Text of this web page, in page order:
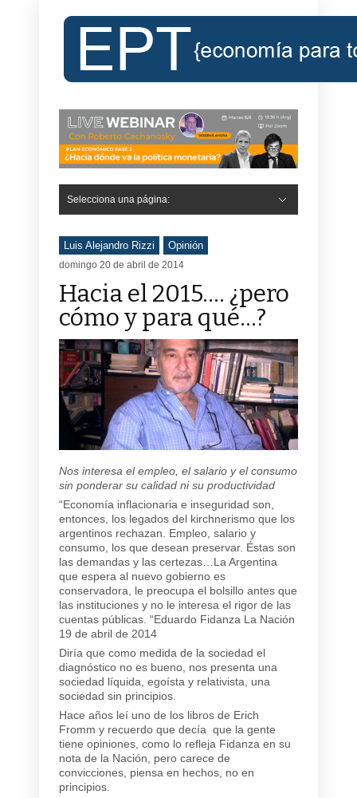
Selecciona una página:
Luis Alejandro Rizzi Opinión
domingo 20 de abril de 2014
Hacia el 2015…. ¿pero
cómo y para qué…?
Nos interesa el empleo, el salario y el consumo
sin ponderar su calidad ni su productividad
“Economía inflacionaria e inseguridad son,
entonces, los legados del kirchnerismo que los
argentinos rechazan. Empleo, salario y
consumo, los que desean preservar. Éstas son
las demandas y las certezas…La Argentina
que espera al nuevo gobierno es
conservadora, le preocupa el bolsillo antes que
las instituciones y no le interesa el rigor de las
cuentas públicas. “Eduardo Fidanza La Nación
19 de abril de 2014
Diría que como medida de la sociedad el
diagnóstico no es bueno, nos presenta una
sociedad líquida, egoísta y relativista, una
sociedad sin principios.
Hace años leí uno de los libros de Erich
Fromm y recuerdo que decía que la gente
tiene opiniones, como lo refleja Fidanza en su
nota de la Nación, pero carece de
convicciones, piensa en hechos, no en
principios.